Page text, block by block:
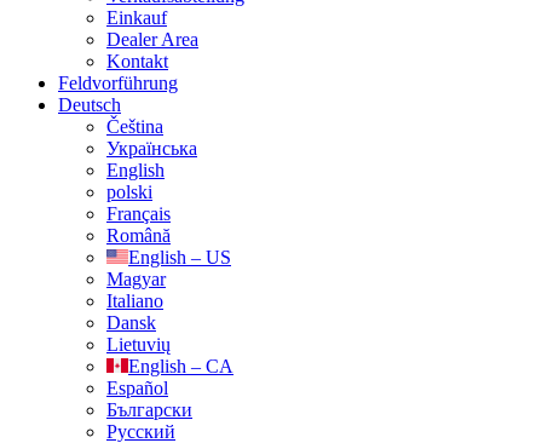
Einkauf
Dealer Area
Kontakt
Feldvorführung
Deutsch
Čeština
Українська
English
polski
Français
Română
English – US
Magyar
Italiano
Dansk
Lietuvių
English – CA
Español
Български
Русский